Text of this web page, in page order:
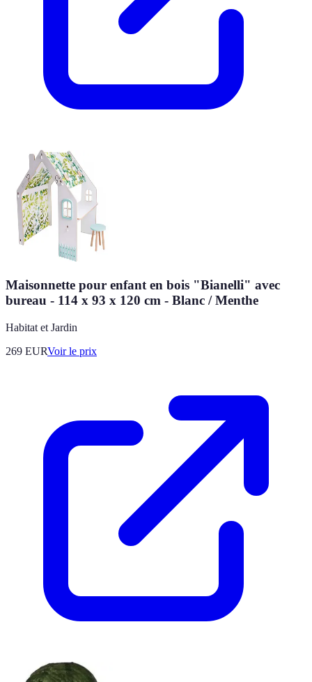
Maisonnette pour enfant en bois "Bianelli" avec
bureau - 114 x 93 x 120 cm - Blanc / Menthe
Habitat et Jardin
269 EURVoir le prix